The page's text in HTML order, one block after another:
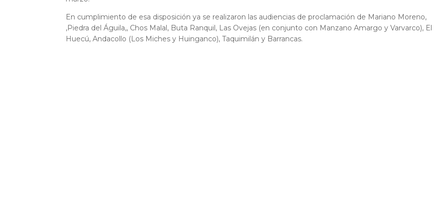
En cumplimiento de esa disposición ya se realizaron las audiencias de proclamación de Mariano Moreno,
,Piedra del Águila,, Chos Malal, Buta Ranquil, Las Ovejas (en conjunto con Manzano Amargo y Varvarco), El
Huecú, Andacollo (Los Miches y Huinganco), Taquimilán y Barrancas.